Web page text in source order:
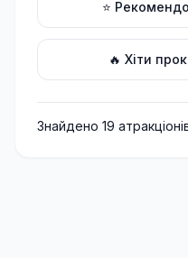
⭐
🔥 Хіти
Знайдено 19 атракціон